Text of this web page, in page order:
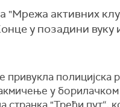
"Мрежа активних
у позадини вуку
полицијска
у